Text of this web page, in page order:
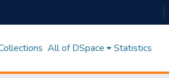
All of DSpace Statistics